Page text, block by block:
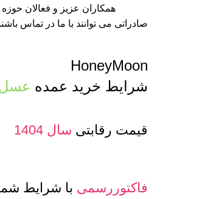
همکاران عزیز و فعالان حوزه
صادراتی می توانند با ما در تماس
HoneyMoon
شرایط خرید عمده عسل
قیمت رقابتی سال 1404
فاکتوررسمی با شرایط